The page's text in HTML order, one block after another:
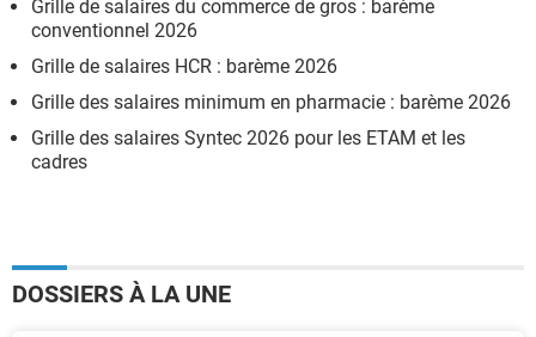
Grille de salaires du commerce de gros : barème
conventionnel 2026
Grille de salaires HCR : barème 2026
Grille des salaires minimum en pharmacie : barème 2026
Grille des salaires Syntec 2026 pour les ETAM et les
cadres
DOSSIERS À LA UNE